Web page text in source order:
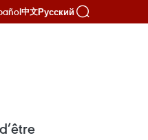
中文Русский